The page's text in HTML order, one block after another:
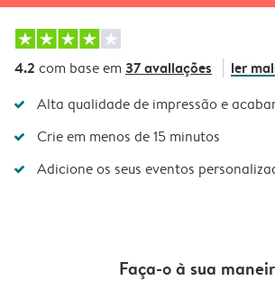
4.2 com base em 37 avaliações ler
Alta qualidade de impressão e
Crie em menos de 15 minutos
Adicione os seus eventos
Faça-o à sua